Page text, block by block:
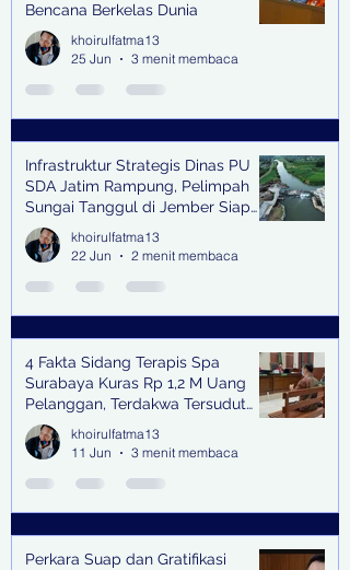
Bencana Berkelas Dunia
khoirulfatma13
25 Jun
3 menit membaca
Infrastruktur Strategis Dinas PU
SDA Jatim Rampung, Pelimpah
Sungai Tanggul di Jember Siap
Bangkitkan Swasembada Pangan
dan Pengendali Banjir
khoirulfatma13
22 Jun
2 menit membaca
4 Fakta Sidang Terapis Spa
Surabaya Kuras Rp 1,2 M Uang
Pelanggan, Terdakwa Tersudut
oleh Keterangan Saksi Kunci
khoirulfatma13
11 Jun
3 menit membaca
Perkara Suap dan Gratifikasi